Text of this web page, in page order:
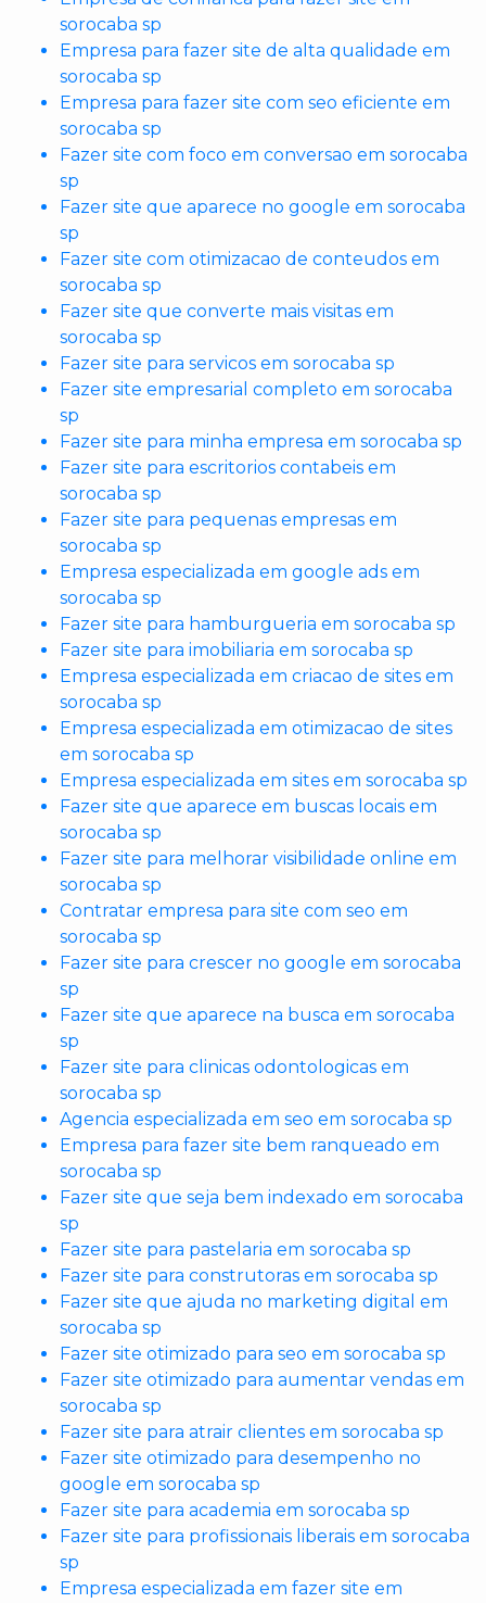
sorocaba sp
Empresa para fazer site de alta qualidade em
sorocaba sp
Empresa para fazer site com seo eficiente em
sorocaba sp
Fazer site com foco em conversao em sorocaba
sp
Fazer site que aparece no google em sorocaba
sp
Fazer site com otimizacao de conteudos em
sorocaba sp
Fazer site que converte mais visitas em
sorocaba sp
Fazer site para servicos em sorocaba sp
Fazer site empresarial completo em sorocaba
sp
Fazer site para minha empresa em sorocaba sp
Fazer site para escritorios contabeis em
sorocaba sp
Fazer site para pequenas empresas em
sorocaba sp
Empresa especializada em google ads em
sorocaba sp
Fazer site para hamburgueria em sorocaba sp
Fazer site para imobiliaria em sorocaba sp
Empresa especializada em criacao de sites em
sorocaba sp
Empresa especializada em otimizacao de sites
em sorocaba sp
Empresa especializada em sites em sorocaba sp
Fazer site que aparece em buscas locais em
sorocaba sp
Fazer site para melhorar visibilidade online em
sorocaba sp
Contratar empresa para site com seo em
sorocaba sp
Fazer site para crescer no google em sorocaba
sp
Fazer site que aparece na busca em sorocaba
sp
Fazer site para clinicas odontologicas em
sorocaba sp
Agencia especializada em seo em sorocaba sp
Empresa para fazer site bem ranqueado em
sorocaba sp
Fazer site que seja bem indexado em sorocaba
sp
Fazer site para pastelaria em sorocaba sp
Fazer site para construtoras em sorocaba sp
Fazer site que ajuda no marketing digital em
sorocaba sp
Fazer site otimizado para seo em sorocaba sp
Fazer site otimizado para aumentar vendas em
sorocaba sp
Fazer site para atrair clientes em sorocaba sp
Fazer site otimizado para desempenho no
google em sorocaba sp
Fazer site para academia em sorocaba sp
Fazer site para profissionais liberais em sorocaba
sp
Empresa especializada em fazer site em